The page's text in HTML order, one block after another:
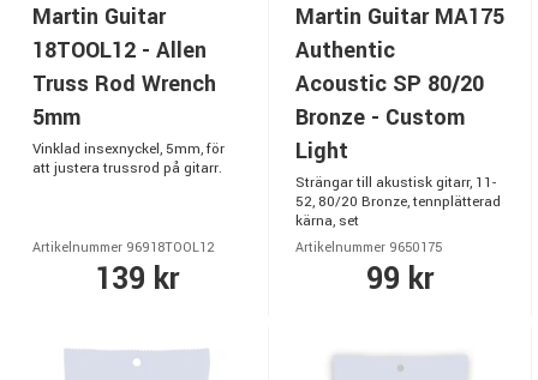
Martin Guitar
18TOOL12 - Allen
Truss Rod Wrench
5mm
Vinklad insexnyckel, 5mm, för
att justera trussrod på gitarr.
Artikelnummer 96918TOOL12
139 kr
Martin Guitar MA175
Authentic
Acoustic SP 80/20
Bronze - Custom
Light
Strängar till akustisk gitarr, 11-
52, 80/20 Bronze, tennplätterad
kärna, set
Artikelnummer 9650175
99 kr